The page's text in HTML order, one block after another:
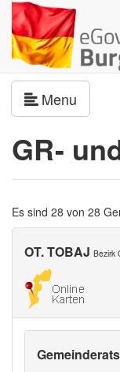
Menu
GR-
Es sind 28 von 28
OT. TOBAJ Bezirk